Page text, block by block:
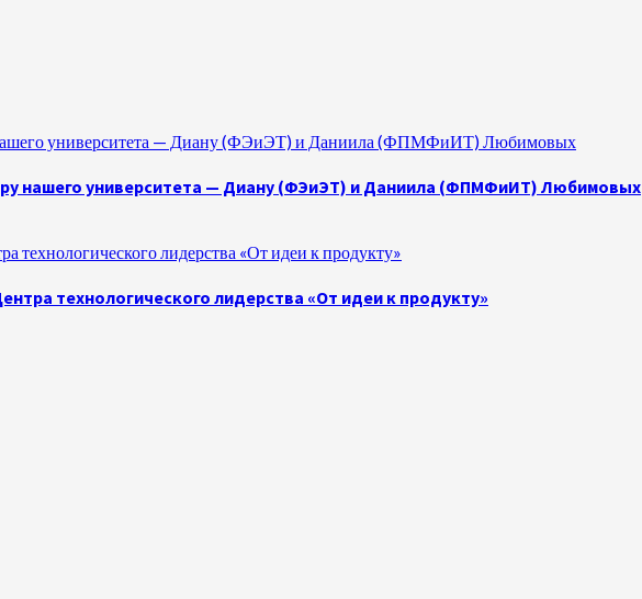
университета — Диану (ФЭиЭТ) и Даниила (ФПМФиИТ) Любимовых
нашего университета — Диану (ФЭиЭТ) и Даниила (ФПМФиИТ) Любимовых
технологического лидерства «От идеи к продукту»
технологического лидерства «От идеи к продукту»